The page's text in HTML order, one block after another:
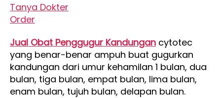
Tanya Dokter
Order
Jual Obat Penggugur Kandungan cytotec
yang benar-benar ampuh buat gugurkan
kandungan dari umur kehamilan 1 bulan, dua
bulan, tiga bulan, empat bulan, lima bulan,
enam bulan, tujuh bulan, delapan bulan.